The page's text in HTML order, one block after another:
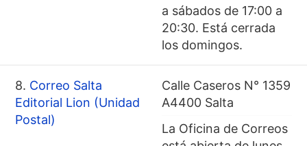
a sábados de 17:00 a
20:30. Está cerrada
los domingos.
8. Correo Salta
Editorial Lion (Unidad
Postal)
Calle Caseros N° 1359
A4400 Salta
La Oficina de Correos